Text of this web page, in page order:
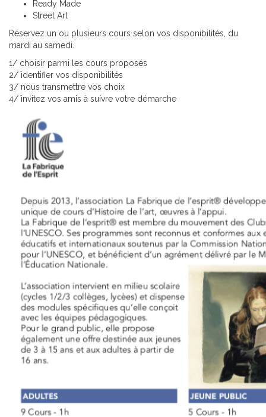
Ready Made
Street Art
Réservez un ou plusieurs cours selon vos disponibilités, du
mardi au samedi.
1/ choisir parmi les cours proposés
2/ identifier vos disponibilités
3/ nous transmettre vos choix
4/ invitez vos amis à suivre votre démarche